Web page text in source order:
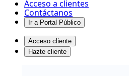
Acceso a clientes
Contáctanos
Ir a Portal Público
Acceso cliente
Hazte cliente